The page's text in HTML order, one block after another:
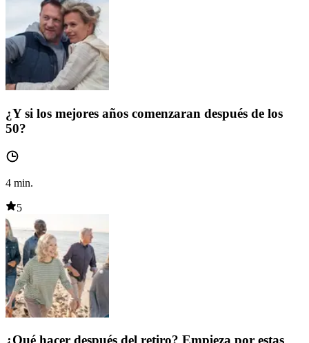
¿Y si los mejores años comenzaran después de los
50?
4 min.
5